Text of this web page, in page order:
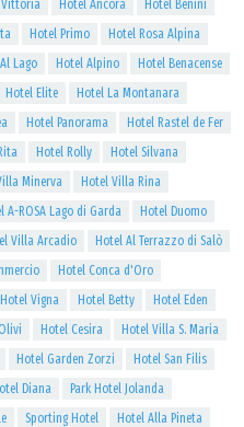
Vittoria Hotel Ancora
Hotel Benini
Hotel Primo
Hotel Rosa Alpina
Lago Hotel Alpino
Hotel Benacense
Hotel Elite
Hotel La Montanara
Hotel Panorama
Hotel Rastel de Fer
Hotel Rolly
Hotel Silvana
Minerva
Hotel Villa Rina
A-ROSA Lago di Garda
Hotel Duomo
Villa Arcadio
Hotel Al Terrazzo di Salò
Hotel Conca d'Oro
Hotel Vigna Hotel Betty
Hotel Eden
Hotel Cesira
Hotel Villa S. Maria
Hotel Garden Zorzi
Hotel San Filis
Diana
Park Hotel Jolanda
Sporting Hotel
Hotel Alla Pineta